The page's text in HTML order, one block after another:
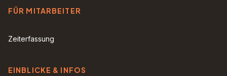
FÜR MITARBEITER
Zeiterfassung
EINBLICKE & INFOS